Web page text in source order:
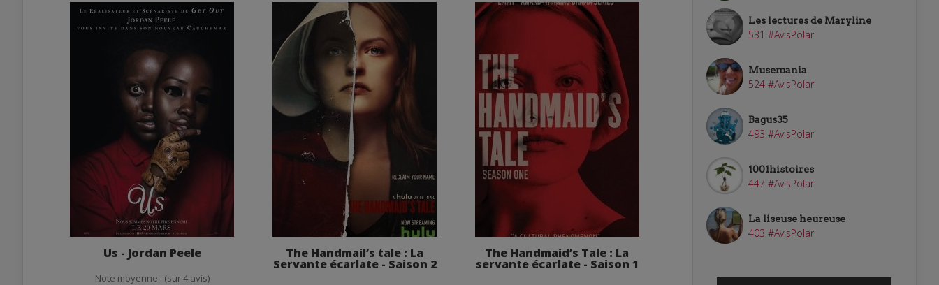
Us - Jordan Peele
Note moyenne : (sur 4 avis)
The Handmail’s tale : La
Servante écarlate - Saison 2
The Handmaid’s Tale : La
servante écarlate - Saison 1
Les lectures de Maryline
531 #AvisPolar
Musemania
524 #AvisPolar
Bagus35
493 #AvisPolar
1001histoires
447 #AvisPolar
La liseuse heureuse
403 #AvisPolar